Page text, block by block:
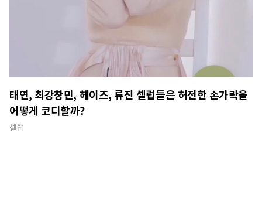
태연, 최강창민, 헤이즈, 류진 셀럽들은 허전한 손가락을
어떻게 코디할까?
셀럽